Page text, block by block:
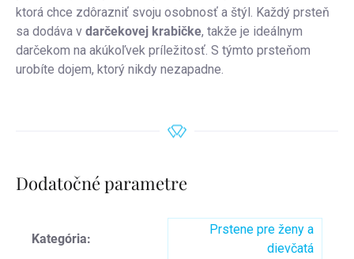
ktorá chce zdôrazniť svoju osobnosť a štýl. Každý prsteň
sa dodáva v darčekovej krabičke, takže je ideálnym
darčekom na akúkoľvek príležitosť. S týmto prsteňom
urobíte dojem, ktorý nikdy nezapadne.
Dodatočné parametre
Kategória:
Prstene pre ženy a
dievčatá